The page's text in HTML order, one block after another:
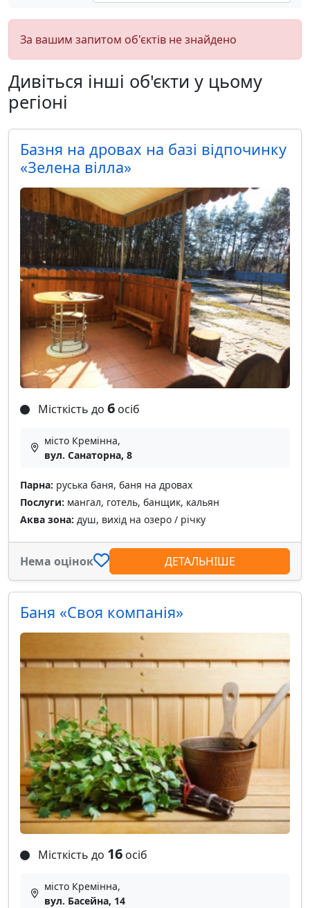
За вашим запитом об'єктів не знайдено
Дивіться інші об'єкти у цьому
регіоні
Базня на дровах на базі відпочинку
«Зелена вілла»
Місткість до 6 осіб
місто Кремінна,
вул. Санаторна, 8
Парна: руська баня, баня на дровах
Послуги: мангал, готель, банщик, кальян
Аква зона: душ, вихід на озеро / річку
Нема оцінок ДЕТАЛЬНІШЕ
Баня «Своя компанія»
Місткість до 16 осіб
місто Кремінна,
вул. Басейна, 14